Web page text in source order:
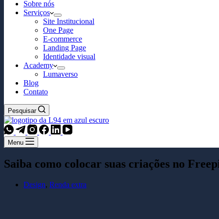
Sobre nós
Serviços
Site Institucional
One Page
E-commerce
Landing Page
Identidade visual
Academy
Lumaverso
Blog
Contato
Pesquisar
Menu
Saiba como colocar suas criações no
Design, Renda extra